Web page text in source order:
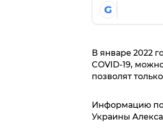
G
В январе 2022
COVID-19,
позволят
Информацию
Украины